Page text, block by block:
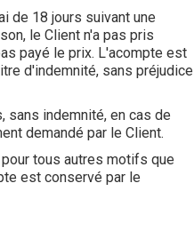
de 18 jours suivant une
le Client n'a pas pris
payé le prix. L'acompte est
d'indemnité, sans préjudice
sans indemnité, en cas de
demandé par le Client.
tous autres motifs que
est conservé par le